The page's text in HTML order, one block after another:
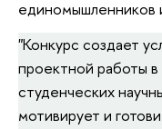
единомышленников
"Конкурс создает
проектной работы
студенческих
мотивирует и